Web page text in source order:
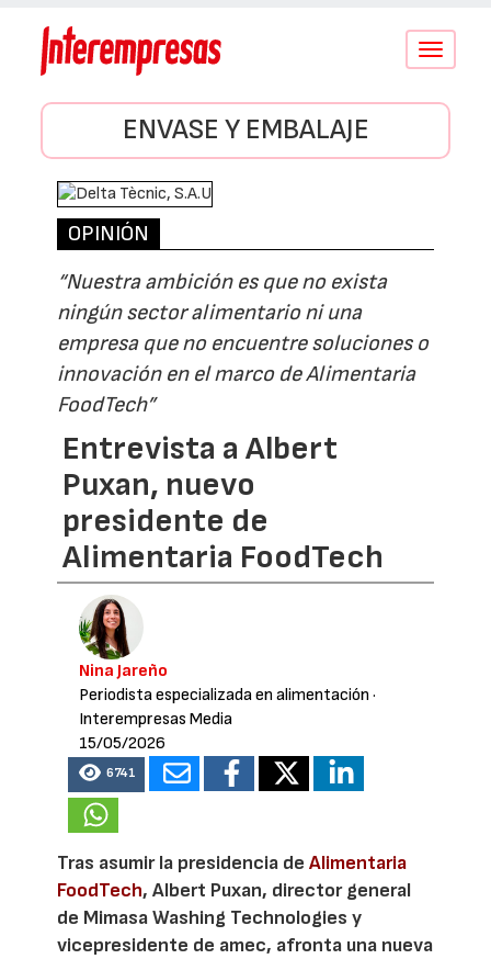
Conmutar
ENVASE Y EMBALAJE
OPINIÓN
“Nuestra ambición es que no exista
ningún sector alimentario ni una
empresa que no encuentre soluciones o
innovación en el marco de Alimentaria
FoodTech”
Entrevista a Albert
Puxan, nuevo
presidente de
Alimentaria FoodTech
Nina Jareño
Periodista especializada en alimentación ·
Interempresas Media
15/05/2026
6741
Tras asumir la presidencia deAlimentaria
FoodTech, Albert Puxan, director general
de Mimasa Washing Technologies y
vicepresidente de amec, afronta una nueva